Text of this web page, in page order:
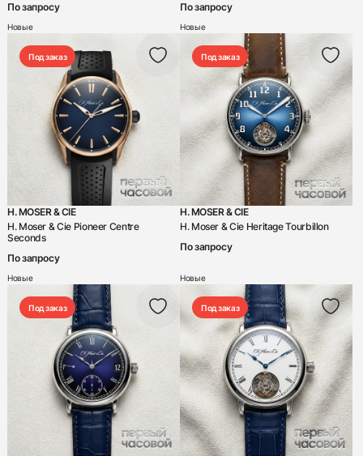
По запросу
Новые
По запросу
Новые
Под заказ
H. MOSER & CIE
H. Moser & Cie Pioneer Centre
Seconds
По запросу
Новые
Под заказ
H. MOSER & CIE
H. Moser & Cie Heritage Tourbillon
По запросу
Новые
Под заказ Под заказ